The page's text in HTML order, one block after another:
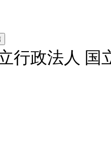
行政法人 国